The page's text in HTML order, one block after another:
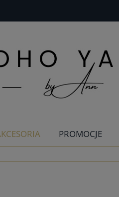
PROMOCJE